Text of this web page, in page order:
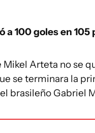
a 100 goles en
Mikel Arteta no se
se terminara la
brasileño Gabriel